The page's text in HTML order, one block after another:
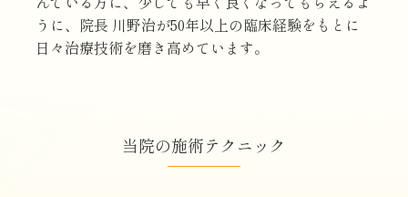
うに、院長 川野治が50年以上の臨床経験をもとに
日々治療技術を磨き高めています。
当院の施術テクニック